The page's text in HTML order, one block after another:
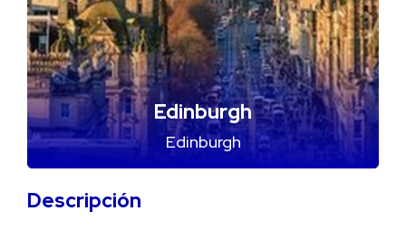
Edinburgh
Edinburgh
Descripción